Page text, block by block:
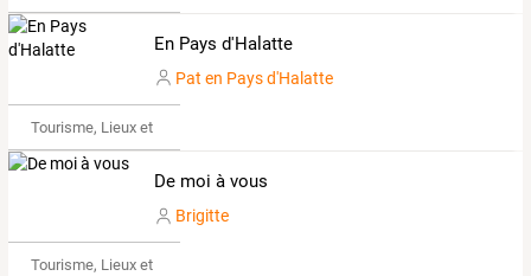
En Pays d'Halatte
Pat en Pays d'Halatte
Tourisme, Lieux et Événements
De moi à vous
Brigitte
Tourisme, Lieux et Événements